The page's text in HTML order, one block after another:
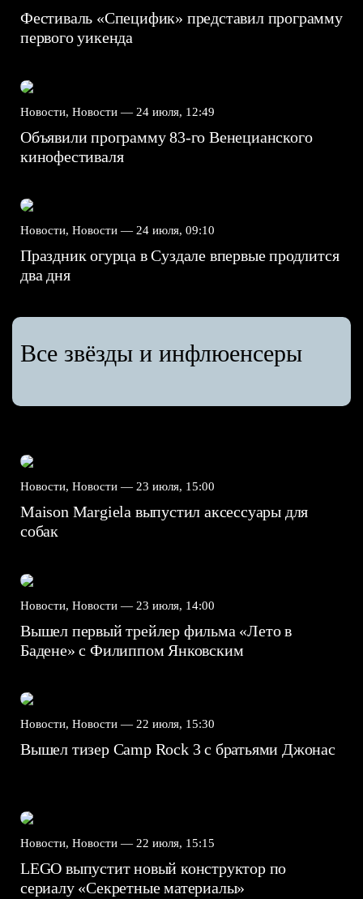
Фестиваль «Специфик» представил программу
первого уикенда
Новости, Новости — 24 июля, 12:49
Объявили программу 83-го Венецианского
кинофестиваля
Новости, Новости — 24 июля, 09:10
Праздник огурца в Суздале впервые продлится
два дня
Все звёзды и инфлюенсеры
Новости, Новости — 23 июля, 15:00
Maison Margiela выпустил аксессуары для
собак
Новости, Новости — 23 июля, 14:00
Вышел первый трейлер фильма «Лето в
Бадене» с Филиппом Янковским
Новости, Новости — 22 июля, 15:30
Вышел тизер Camp Rock 3 с братьями Джонас
Новости, Новости — 22 июля, 15:15
LEGO выпустит новый конструктор по
сериалу «Секретные материалы»